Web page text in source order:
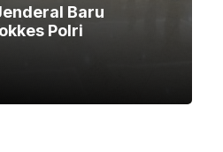
Baru
Polri